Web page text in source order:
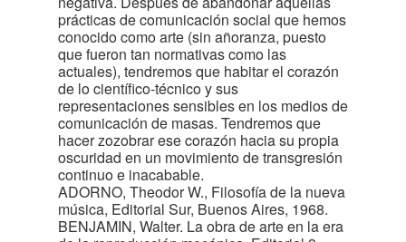
prácticas de comunicación social que hemos
conocido como arte (sin añoranza, puesto
que fueron tan normativas como las
actuales), tendremos que habitar el corazón
de lo científico-técnico y sus
representaciones sensibles en los medios de
comunicación de masas. Tendremos que
hacer zozobrar ese corazón hacia su propia
oscuridad en un movimiento de transgresión
continuo e inacabable.
ADORNO, Theodor W., Filosofía de la nueva
música, Editorial Sur, Buenos Aires, 1968.
BENJAMIN, Walter. La obra de arte en la era